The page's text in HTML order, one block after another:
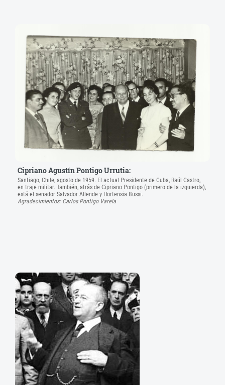
Cipriano Agustín Pontigo Urrutia:
Santiago, Chile, agosto de 1959. El actual Presidente de Cuba, Raúl Castro,
en traje militar. También, atrás de Cipriano Pontigo (primero de la izquierda),
está el senador Salvador Allende y Hortensia Bussi.
Agradecimientos: Carlos Pontigo Varela